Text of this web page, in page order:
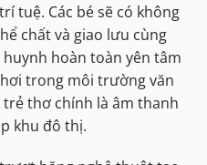
tuệ. Các bé sẽ có không
chất và giao lưu cùng
hoàn toàn yên tâm
trong môi trường văn
trẻ thơ chính là âm thanh
khu đô thị.